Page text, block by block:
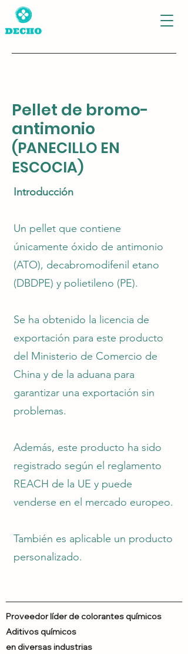
Pellet de bromo-
antimonio
(PANECILLO EN
ESCOCIA)
Introducción
Un pellet que contiene
únicamente óxido de antimonio
(ATO), decabromodifenil etano
(DBDPE) y polietileno (PE).
Se ha obtenido la licencia de
exportación para este producto
del Ministerio de Comercio de
China y de la aduana para
garantizar una exportación sin
problemas.
Además, este producto ha sido
registrado según el reglamento
REACH de la UE y puede
venderse en el mercado europeo.
También es aplicable un producto
personalizado.
Proveedor líder de colorantes químicos
Aditivos químicos
en diversas industrias